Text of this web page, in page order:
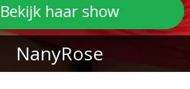
NanyRose
Bekijk haar show